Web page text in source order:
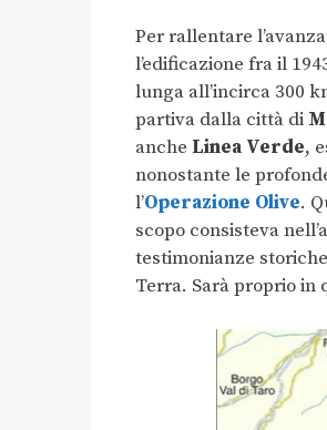
Per rallentare
l’edificazione fra il
lunga all’incirca 300
partiva dalla città di
anche Linea Verde,
nonostante le
l’Operazione Olive.
scopo consisteva
testimonianze
Terra. Sarà proprio